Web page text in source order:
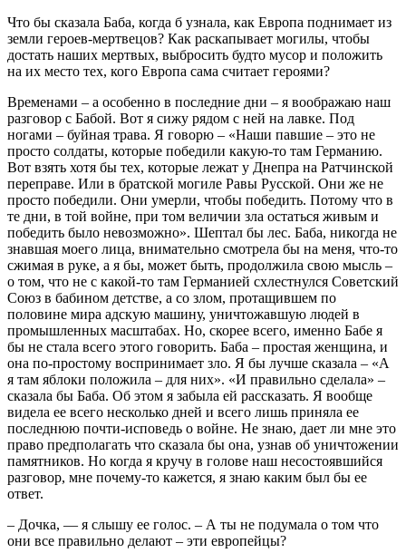
Что бы сказала Баба, когда б узнала, как Европа поднимает из
земли героев-мертвецов? Как раскапывает могилы, чтобы
достать наших мертвых, выбросить будто мусор и положить
на их место тех, кого Европа сама считает героями?
Временами – а особенно в последние дни – я воображаю наш
разговор с Бабой. Вот я сижу рядом с ней на лавке. Под
ногами – буйная трава. Я говорю – «Наши павшие – это не
просто солдаты, которые победили какую-то там Германию.
Вот взять хотя бы тех, которые лежат у Днепра на Ратчинской
переправе. Или в братской могиле Равы Русской. Они же не
просто победили. Они умерли, чтобы победить. Потому что в
те дни, в той войне, при том величии зла остаться живым и
победить было невозможно». Шептал бы лес. Баба, никогда не
знавшая моего лица, внимательно смотрела бы на меня, что-то
сжимая в руке, а я бы, может быть, продолжила свою мысль –
о том, что не с какой-то там Германией схлестнулся Советский
Союз в бабином детстве, а со злом, протащившем по
половине мира адскую машину, уничтожавшую людей в
промышленных масштабах. Но, скорее всего, именно Бабе я
бы не стала всего этого говорить. Баба – простая женщина, и
она по-простому воспринимает зло. Я бы лучше сказала – «А
я там яблоки положила – для них». «И правильно сделала» –
сказала бы Баба. Об этом я забыла ей рассказать. Я вообще
видела ее всего несколько дней и всего лишь приняла ее
последнюю почти-исповедь о войне. Не знаю, дает ли мне это
право предполагать что сказала бы она, узнав об уничтожении
памятников. Но когда я кручу в голове наш несостоявшийся
разговор, мне почему-то кажется, я знаю каким был бы ее
ответ.
– Дочка, — я слышу ее голос. – А ты не подумала о том что
они все правильно делают – эти европейцы?